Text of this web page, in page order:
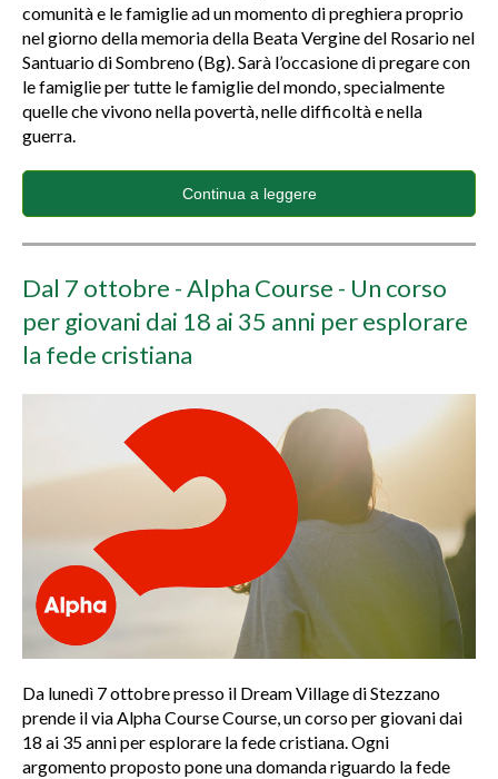
comunità e le famiglie ad un momento di preghiera proprio
nel giorno della memoria della Beata Vergine del Rosario nel
Santuario di Sombreno (Bg). Sarà l’occasione di pregare con
le famiglie per tutte le famiglie del mondo, specialmente
quelle che vivono nella povertà, nelle difficoltà e nella
guerra.
Continua a leggere
Dal 7 ottobre - Alpha Course - Un corso
per giovani dai 18 ai 35 anni per esplorare
la fede cristiana
Da lunedì 7 ottobre presso il Dream Village di Stezzano
prende il via Alpha Course Course, un corso per giovani dai
18 ai 35 anni per esplorare la fede cristiana. Ogni
argomento proposto pone una domanda riguardo la fede